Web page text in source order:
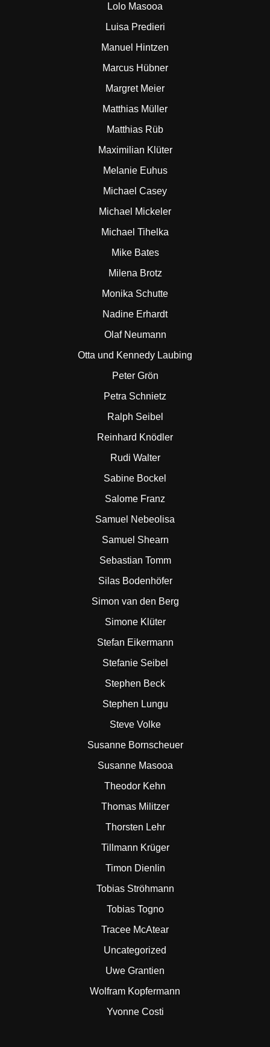
Lolo Masooa
Luisa Predieri
Manuel Hintzen
Marcus Hübner
Margret Meier
Matthias Müller
Matthias Rüb
Maximilian Klüter
Melanie Euhus
Michael Casey
Michael Mickeler
Michael Tihelka
Mike Bates
Milena Brotz
Monika Schutte
Nadine Erhardt
Olaf Neumann
Otta und Kennedy Laubing
Peter Grön
Petra Schnietz
Ralph Seibel
Reinhard Knödler
Rudi Walter
Sabine Bockel
Salome Franz
Samuel Nebeolisa
Samuel Shearn
Sebastian Tomm
Silas Bodenhöfer
Simon van den Berg
Simone Klüter
Stefan Eikermann
Stefanie Seibel
Stephen Beck
Stephen Lungu
Steve Volke
Susanne Bornscheuer
Susanne Masooa
Theodor Kehn
Thomas Militzer
Thorsten Lehr
Tillmann Krüger
Timon Dienlin
Tobias Ströhmann
Tobias Togno
Tracee McAtear
Uncategorized
Uwe Grantien
Wolfram Kopfermann
Yvonne Costi